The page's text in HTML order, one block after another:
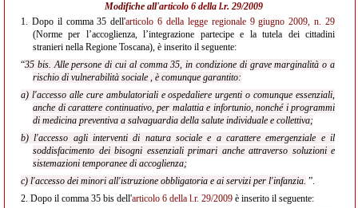
Modifiche all'articolo 6 della l.r. 29/2009
1. Dopo il comma 35 dell'articolo 6 della legge regionale 9 giugno 2009, n. 29
(Norme per l’accoglienza, l’integrazione partecipe e la tutela dei cittadini
stranieri nella Regione Toscana), è inserito il seguente:
“35 bis. Alle persone di cui al comma 35, in condizione di grave marginalità o a
rischio di vulnerabilità sociale , è comunque garantito:
a) l'accesso alle cure ambulatoriali e ospedaliere urgenti o comunque essenziali,
anche di carattere continuativo, per malattia e infortunio, nonché i programmi
di medicina preventiva a salvaguardia della salute individuale e collettiva;
b) l'accesso agli interventi di natura sociale e a carattere emergenziale e il
soddisfacimento dei bisogni essenziali primari anche attraverso soluzioni e
sistemazioni temporanee di accoglienza;
c) l'accesso dei minori all'istruzione obbligatoria e ai servizi per l'infanzia. ”.
2. Dopo il comma 35 bis dell'articolo 6 della l.r. 29/2009 è inserito il seguente: